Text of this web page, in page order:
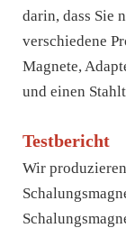
darin, dass Sie
verschiedene
Magnete,
und einen
Testbericht
Wir